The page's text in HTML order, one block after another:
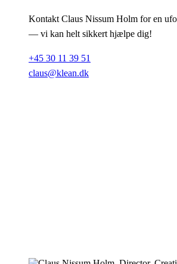
Kontakt Claus Nissum Holm for en
— vi kan helt sikkert hjælpe dig!
+45 30 11 39 51
claus@klean.dk